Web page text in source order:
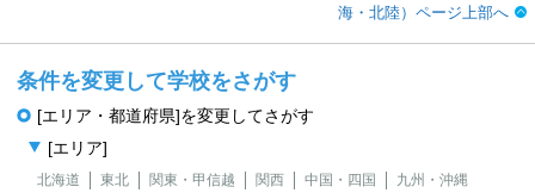
海・北陸）ページ上部へ
条件を変更して学校をさがす
[エリア・都道府県]を変更してさがす
[エリア]
北海道 東北 関東・甲信越 関西 中国・四国 九州・沖縄